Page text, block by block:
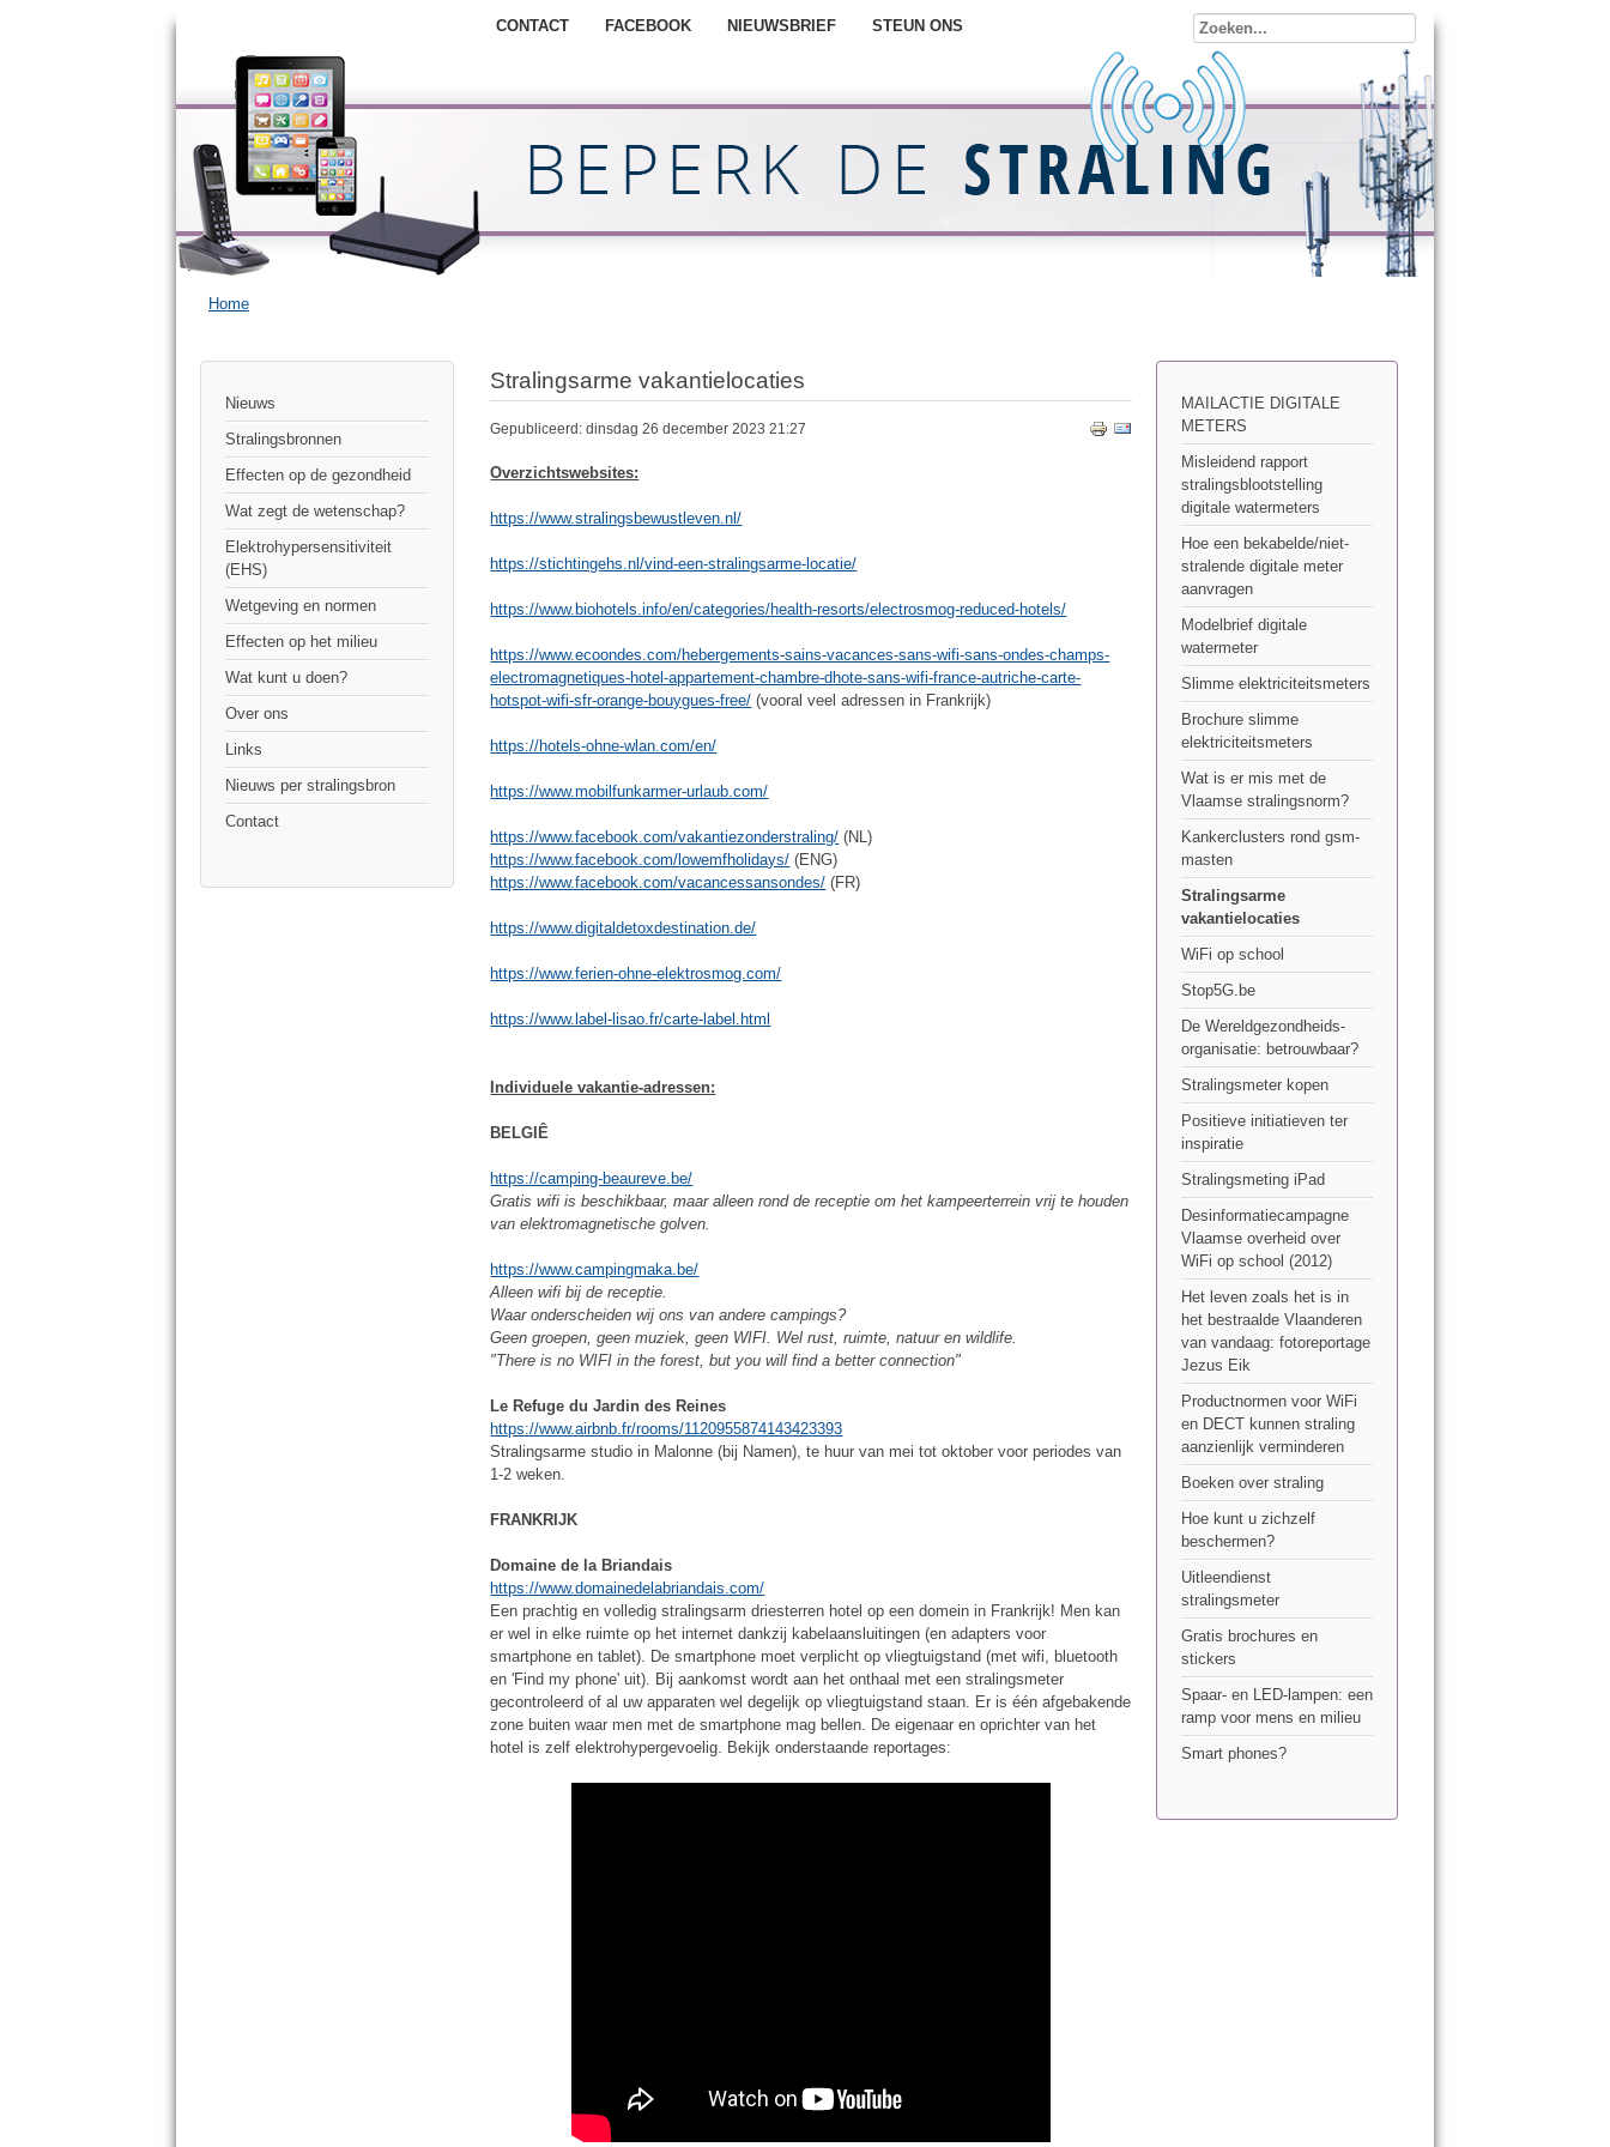
CONTACT FACEBOOK NIEUWSBRIEF STEUN ONS
Home
Nieuws
Stralingsbronnen
Effecten op de gezondheid
Wat zegt de wetenschap?
Elektrohypersensitiviteit
(EHS)
Wetgeving en normen
Effecten op het milieu
Wat kunt u doen?
Over ons
Links
Nieuws per stralingsbron
Contact
Stralingsarme vakantielocaties
Gepubliceerd: dinsdag 26 december 2023 21:27
Overzichtswebsites:
https://www.stralingsbewustleven.nl/
https://stichtingehs.nl/vind-een-stralingsarme-locatie/
https://www.biohotels.info/en/categories/health-resorts/electrosmog-reduced-hotels/
https://www.ecoondes.com/hebergements-sains-vacances-sans-wifi-sans-ondes-champs-
electromagnetiques-hotel-appartement-chambre-dhote-sans-wifi-france-autriche-carte-
hotspot-wifi-sfr-orange-bouygues-free/ (vooral veel adressen in Frankrijk)
https://hotels-ohne-wlan.com/en/
https://www.mobilfunkarmer-urlaub.com/
https://www.facebook.com/vakantiezonderstraling/ (NL)
https://www.facebook.com/lowemfholidays/ (ENG)
https://www.facebook.com/vacancessansondes/ (FR)
https://www.digitaldetoxdestination.de/
https://www.ferien-ohne-elektrosmog.com/
https://www.label-lisao.fr/carte-label.html
Individuele vakantie-adressen:
BELGIÊ
https://camping-beaureve.be/
Gratis wifi is beschikbaar, maar alleen rond de receptie om het kampeerterrein vrij te houden
van elektromagnetische golven.
https://www.campingmaka.be/
Alleen wifi bij de receptie.
Waar onderscheiden wij ons van andere campings?
Geen groepen, geen muziek, geen WIFI. Wel rust, ruimte, natuur en wildlife.
"There is no WIFI in the forest, but you will find a better connection"
Le Refuge du Jardin des Reines
https://www.airbnb.fr/rooms/1120955874143423393
Stralingsarme studio in Malonne (bij Namen), te huur van mei tot oktober voor periodes van
1-2 weken.
FRANKRIJK
Domaine de la Briandais
https://www.domainedelabriandais.com/
Een prachtig en volledig stralingsarm driesterren hotel op een domein in Frankrijk! Men kan
er wel in elke ruimte op het internet dankzij kabelaansluitingen (en adapters voor
smartphone en tablet). De smartphone moet verplicht op vliegtuigstand (met wifi, bluetooth
en 'Find my phone' uit). Bij aankomst wordt aan het onthaal met een stralingsmeter
gecontroleerd of al uw apparaten wel degelijk op vliegtuigstand staan. Er is één afgebakende
zone buiten waar men met de smartphone mag bellen. De eigenaar en oprichter van het
hotel is zelf elektrohypergevoelig. Bekijk onderstaande reportages:
MAILACTIE DIGITALE
METERS
Misleidend rapport
stralingsblootstelling
digitale watermeters
Hoe een bekabelde/niet-
stralende digitale meter
aanvragen
Modelbrief digitale
watermeter
Slimme elektriciteitsmeters
Brochure slimme
elektriciteitsmeters
Wat is er mis met de
Vlaamse stralingsnorm?
Kankerclusters rond gsm-
masten
Stralingsarme
vakantielocaties
WiFi op school
Stop5G.be
De Wereldgezondheids-
organisatie: betrouwbaar?
Stralingsmeter kopen
Positieve initiatieven ter
inspiratie
Stralingsmeting iPad
Desinformatiecampagne
Vlaamse overheid over
WiFi op school (2012)
Het leven zoals het is in
het bestraalde Vlaanderen
van vandaag: fotoreportage
Jezus Eik
Productnormen voor WiFi
en DECT kunnen straling
aanzienlijk verminderen
Boeken over straling
Hoe kunt u zichzelf
beschermen?
Uitleendienst
stralingsmeter
Gratis brochures en
stickers
Spaar- en LED-lampen: een
ramp voor mens en milieu
Smart phones?